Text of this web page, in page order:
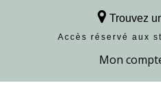
Trouvez
Accès réservé aux